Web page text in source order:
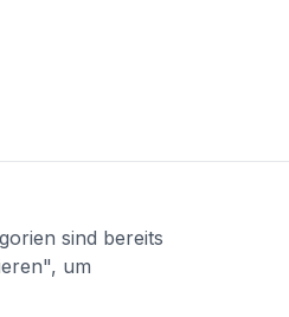
sind bereits
um